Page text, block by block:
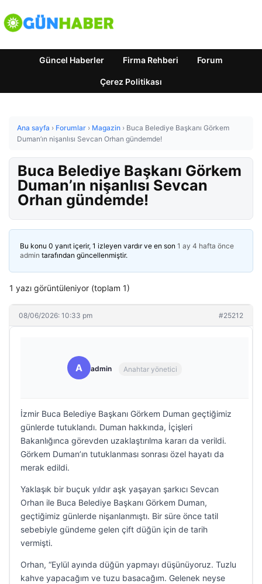
Güncel Haberler Firma Rehberi Forum
Çerez Politikası
Ana sayfa › Forumlar › Magazin › Buca Belediye Başkanı Görkem
Duman’ın nişanlısı Sevcan Orhan gündemde!
Buca Belediye Başkanı Görkem
Duman’ın nişanlısı Sevcan
Orhan gündemde!
Bu konu 0 yanıt içerir, 1 izleyen vardır ve en son 1 ay 4 hafta önce
admin tarafından güncellenmiştir.
1 yazı görüntüleniyor (toplam 1)
08/06/2026: 10:33 pm #25212
A admin Anahtar yönetici
İzmir Buca Belediye Başkanı Görkem Duman geçtiğimiz
günlerde tutuklandı. Duman hakkında, İçişleri
Bakanlığınca görevden uzaklaştırılma kararı da verildi.
Görkem Duman’ın tutuklanması sonrası özel hayatı da
merak edildi.
Yaklaşık bir buçuk yıldır aşk yaşayan şarkıcı Sevcan
Orhan ile Buca Belediye Başkanı Görkem Duman,
geçtiğimiz günlerde nişanlanmıştı. Bir süre önce tatil
sebebiyle gündeme gelen çift düğün için de tarih
vermişti.
Orhan, “Eylül ayında düğün yapmayı düşünüyoruz. Tuzlu
kahve yapacağım ve tuzu basacağım. Gelenek neyse